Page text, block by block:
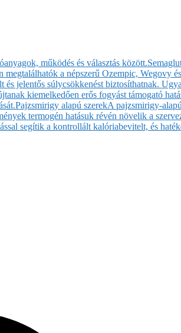
működés és választás között.
a népszerű Ozempic, Wegovy
jelentős súlycsökkenést biztosíthatnak.
kiemelkedően erős fogyást támogató
Pajzsmirigy alapú szerekA pajzsmirigy-
termogén hatásuk révén növelik a
segítik a kontrollált kalóriabevitelt, és